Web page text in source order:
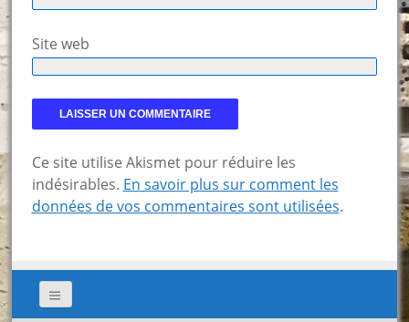
Site web
Ce site utilise Akismet pour réduire les
indésirables. En savoir plus sur comment les
données de vos commentaires sont utilisées.